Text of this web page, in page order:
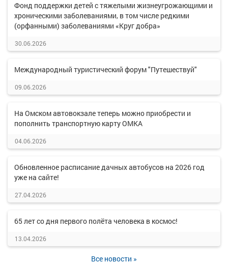
Фонд поддержки детей с тяжелыми жизнеугрожающими и
хроническими заболеваниями, в том числе редкими
(орфанными) заболеваниями «Круг добра»
30.06.2026
Международный туристический форум "Путешествуй"
09.06.2026
На Омском автовокзале теперь можно приобрести и
пополнить транспортную карту ОМКА
04.06.2026
Обновленное расписание дачных автобусов на 2026 год
уже на сайте!
27.04.2026
65 лет со дня первого полёта человека в космос!
13.04.2026
Все новости »